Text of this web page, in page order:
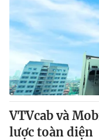
VTVcab và
lược toàn diện